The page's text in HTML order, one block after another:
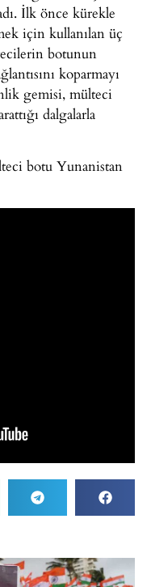
İlk önce kürekle
için kullanılan üç
botunun
koparmayı
gemisi, mülteci
dalgalarla
botu Yunanistan